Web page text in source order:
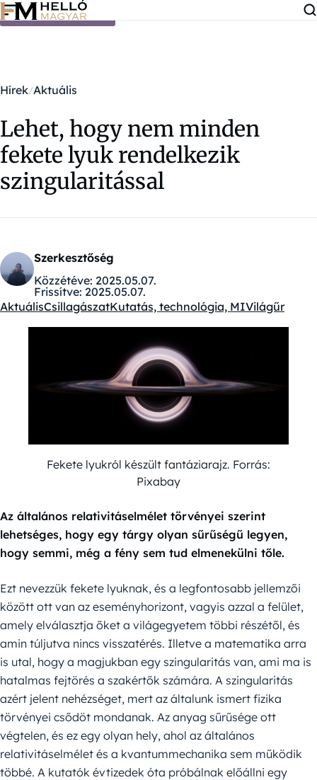
Ugrás a tartalomra
Hírek Aktuális
Lehet, hogy nem minden
fekete lyuk rendelkezik
szingularitással
Szerkesztőség
Közzétéve: 2025.05.07.
Frissítve: 2025.05.07.
Kategóriák:
AktuálisCsillagászatKutatás, technológia, MIVilágűr
Fekete lyukról készült fantáziarajz. Forrás:
Pixabay
Az általános relativitáselmélet törvényei szerint
lehetséges, hogy egy tárgy olyan sűrűségű legyen,
hogy semmi, még a fény sem tud elmenekülni tőle.
Ezt nevezzük fekete lyuknak, és a legfontosabb jellemzői
között ott van az eseményhorizont, vagyis azzal a felület,
amely elválasztja őket a világegyetem többi részétől, és
amin túljutva nincs visszatérés. Illetve a matematika arra
is utal, hogy a magjukban egy szingularitás van, ami ma is
hatalmas fejtörés a szakértők számára. A szingularitás
azért jelent nehézséget, mert az általunk ismert fizika
törvényei csődöt mondanak. Az anyag sűrűsége ott
végtelen, és ez egy olyan hely, ahol az általános
relativitáselmélet és a kvantummechanika sem működik
többé. A kutatók évtizedek óta próbálnak előállni egy